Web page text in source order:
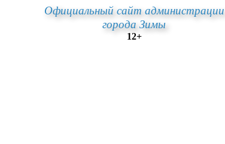
Официальный сайт администрации
города Зимы
12+